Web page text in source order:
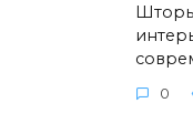
Шторы
0